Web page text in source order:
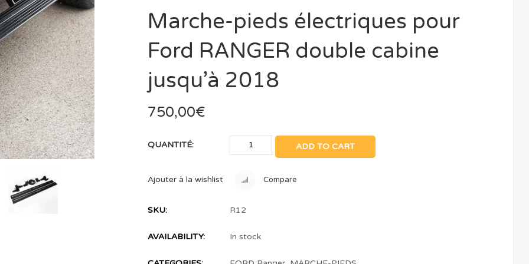
Marche-pieds électriques pour
Ford RANGER double cabine
jusqu’à 2018
750,00€
QUANTITÉ: ADD TO CART
Ajouter à la wishlist Compare
SKU: R12
AVAILABILITY: In stock